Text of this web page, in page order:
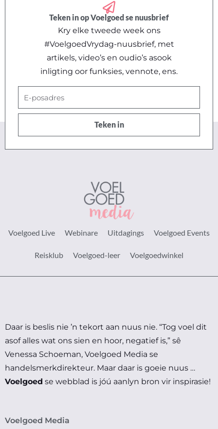
Teken in op Voelgoed se nuusbrief
Kry elke tweede week ons
#VoelgoedVrydag-nuusbrief, met
artikels, video’s en oudio’s asook
inligting oor funksies, vennote, ens.
posadres
Teken in
Voelgoed Live Webinare Uitdagings Voelgoed Events
Reisklub Voelgoed-leer Voelgoedwinkel
Daar is beslis nie ’n tekort aan nuus nie. “Tog voel dit
asof alles wat ons sien en hoor, negatief is,” sê
Venessa Schoeman, Voelgoed Media se
handelsmerkdirekteur. Maar daar is goeie nuus …
Voelgoed se webblad is jóú aanlyn bron vir inspirasie!
Voelgoed Media